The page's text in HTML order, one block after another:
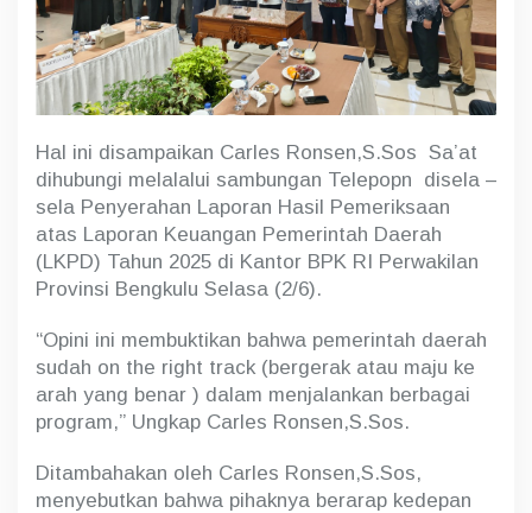
Hal ini disampaikan Carles Ronsen,S.Sos Sa’at
dihubungi melalalui sambungan Telepopn disela –
sela Penyerahan Laporan Hasil Pemeriksaan
atas Laporan Keuangan Pemerintah Daerah
(LKPD) Tahun 2025 di Kantor BPK RI Perwakilan
Provinsi Bengkulu Selasa (2/6).
“Opini ini membuktikan bahwa pemerintah daerah
sudah on the right track (bergerak atau maju ke
arah yang benar ) dalam menjalankan berbagai
program,” Ungkap Carles Ronsen,S.Sos.
Ditambahakan oleh Carles Ronsen,S.Sos,
menyebutkan bahwa pihaknya berarap kedepan